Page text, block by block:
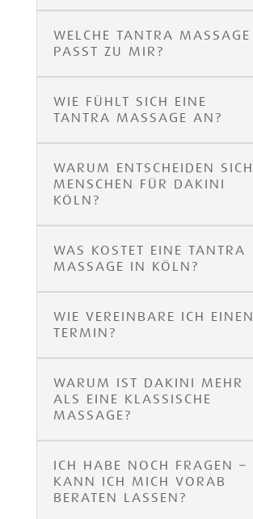
WELCHE TANTRA MASSAGE
PASST ZU MIR?
WIE FÜHLT SICH EINE
TANTRA MASSAGE AN?
WARUM ENTSCHEIDEN SICH
MENSCHEN FÜR DAKINI
KÖLN?
WAS KOSTET EINE TANTRA
MASSAGE IN KÖLN?
WIE VEREINBARE ICH EINEN
TERMIN?
WARUM IST DAKINI MEHR
ALS EINE KLASSISCHE
MASSAGE?
ICH HABE NOCH FRAGEN –
KANN ICH MICH VORAB
BERATEN LASSEN?